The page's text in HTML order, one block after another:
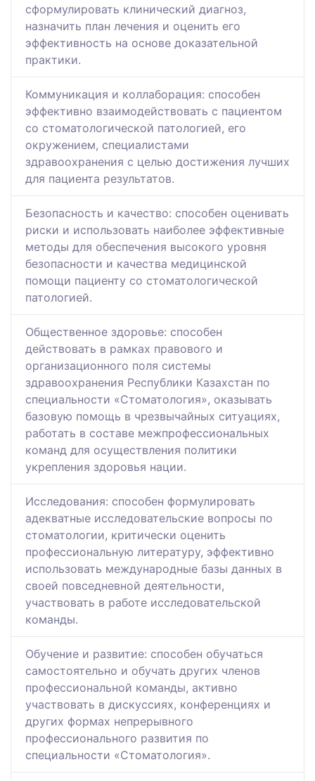
сформулировать клинический диагноз,
назначить план лечения и оценить его
эффективность на основе доказательной
практики.
Коммуникация и коллаборация: способен
эффективно взаимодействовать с пациентом
со стоматологической патологией, его
окружением, специалистами
здравоохранения с целью достижения лучших
для пациента результатов.
Безопасность и качество: способен оценивать
риски и использовать наиболее эффективные
методы для обеспечения высокого уровня
безопасности и качества медицинской
помощи пациенту со стоматологической
патологией.
Общественное здоровье: способен
действовать в рамках правового и
организационного поля системы
здравоохранения Республики Казахстан по
специальности «Стоматология», оказывать
базовую помощь в чрезвычайных ситуациях,
работать в составе межпрофессиональных
команд для осуществления политики
укрепления здоровья нации.
Исследования: способен формулировать
адекватные исследовательские вопросы по
стоматологии, критически оценить
профессиональную литературу, эффективно
использовать международные базы данных в
своей повседневной деятельности,
участвовать в работе исследовательской
команды.
Обучение и развитие: способен обучаться
самостоятельно и обучать других членов
профессиональной команды, активно
участвовать в дискуссиях, конференциях и
других формах непрерывного
профессионального развития по
специальности «Стоматология».